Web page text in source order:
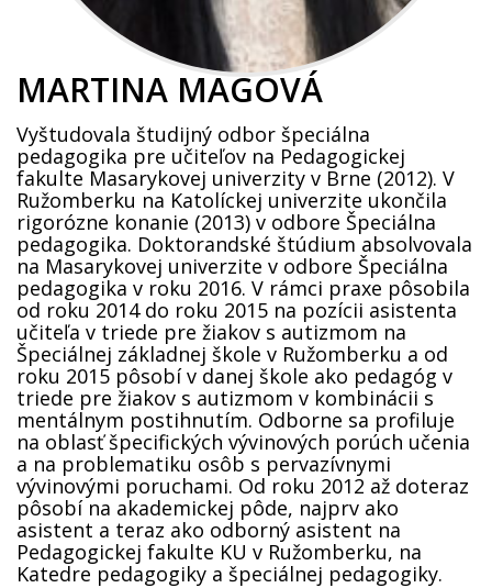
MARTINA MAGOVÁ
Vyštudovala študijný odbor špeciálna
pedagogika pre učiteľov na Pedagogickej
fakulte Masarykovej univerzity v Brne (2012). V
Ružomberku na Katolíckej univerzite ukončila
rigorózne konanie (2013) v odbore Špeciálna
pedagogika. Doktorandské štúdium absolvovala
na Masarykovej univerzite v odbore Špeciálna
pedagogika v roku 2016. V rámci praxe pôsobila
od roku 2014 do roku 2015 na pozícii asistenta
učiteľa v triede pre žiakov s autizmom na
Špeciálnej základnej škole v Ružomberku a od
roku 2015 pôsobí v danej škole ako pedagóg v
triede pre žiakov s autizmom v kombinácii s
mentálnym postihnutím. Odborne sa profiluje
na oblasť špecifických vývinových porúch učenia
a na problematiku osôb s pervazívnymi
vývinovými poruchami. Od roku 2012 až doteraz
pôsobí na akademickej pôde, najprv ako
asistent a teraz ako odborný asistent na
Pedagogickej fakulte KU v Ružomberku, na
Katedre pedagogiky a špeciálnej pedagogiky.